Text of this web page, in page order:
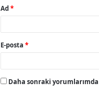
Ad*
E-posta *
Daha sonraki